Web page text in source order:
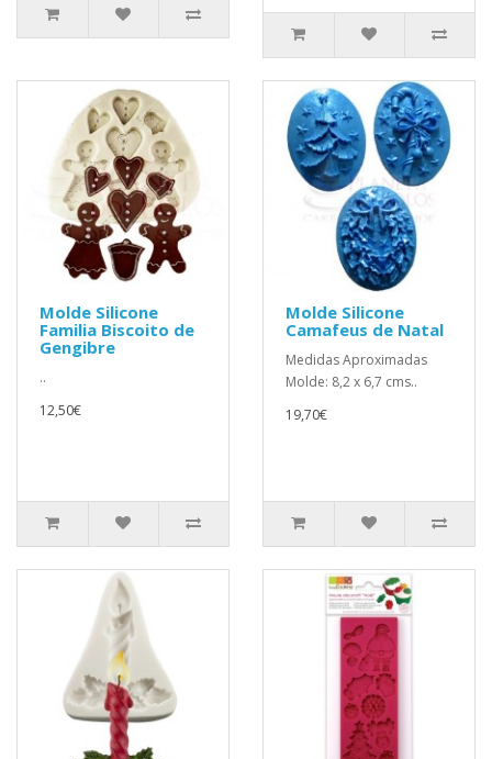
Molde Silicone
Familia Biscoito de
Gengibre
..
12,50€
Molde Silicone
Camafeus de Natal
Medidas Aproximadas
Molde: 8,2 x 6,7 cms..
19,70€